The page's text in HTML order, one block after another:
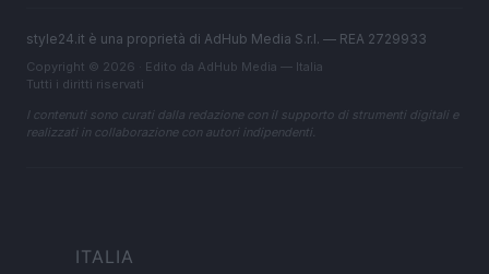
style24.it è una proprietà di AdHub Media S.r.l. — REA 2729933
Copyright © 2026 · Edito da AdHub Media — Italia
Tutti i diritti riservati
I contenuti sono curati dalla redazione con il supporto di strumenti digitali e
realizzati in collaborazione con autori indipendenti.
ITALIA